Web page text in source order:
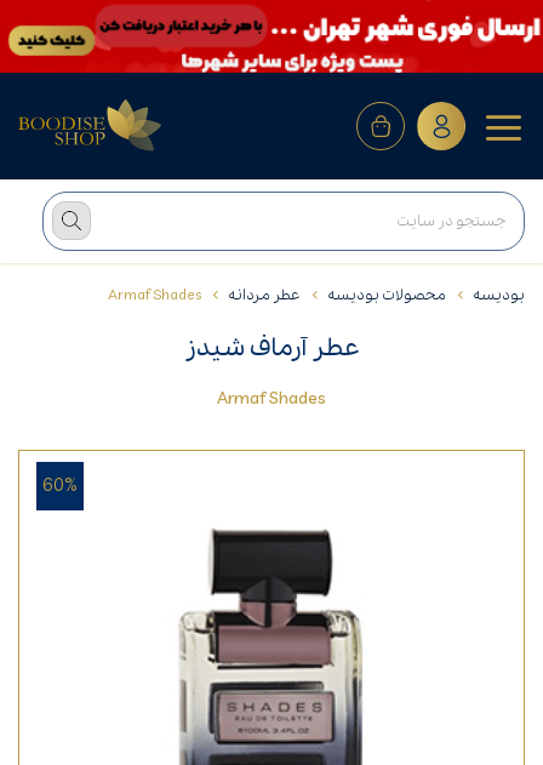
بودیسه محصولات بودیسه عطر مردانه Armaf Shades
عطر آرماف شیدز
Armaf Shades
60%